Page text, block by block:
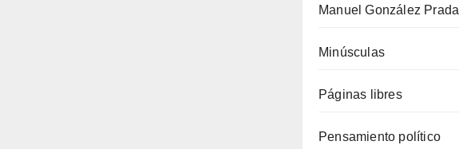
Manuel González Prada
Minúsculas
Páginas libres
Pensamiento político